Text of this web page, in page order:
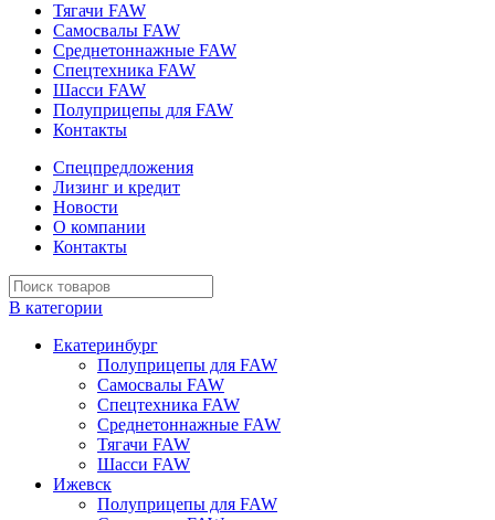
Тягачи FAW
Самосвалы FAW
Среднетоннажные FAW
Спецтехника FAW
Шасси FAW
Полуприцепы для FAW
Контакты
Спецпредложения
Лизинг и кредит
Новости
О компании
Контакты
В категории
Екатеринбург
Полуприцепы для FAW
Самосвалы FAW
Спецтехника FAW
Среднетоннажные FAW
Тягачи FAW
Шасси FAW
Ижевск
Полуприцепы для FAW